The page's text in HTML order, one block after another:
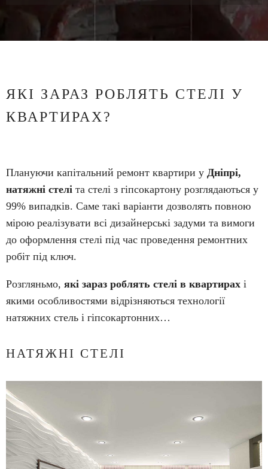
ЯКІ ЗАРАЗ РОБЛЯТЬ СТЕЛІ У
КВАРТИРАХ?
Плануючи капітальний ремонт квартири у Дніпрі,
натяжні стелі та стелі з гіпсокартону розглядаються у
99% випадків. Саме такі варіанти дозволять повною
мірою реалізувати всі дизайнерські задуми та вимоги
до оформлення стелі під час проведення ремонтних
робіт під ключ.
Розгляньмо, які зараз роблять стелі в квартирах і
якими особливостями відрізняються технології
натяжних стель і гіпсокартонних…
НАТЯЖНІ СТЕЛІ